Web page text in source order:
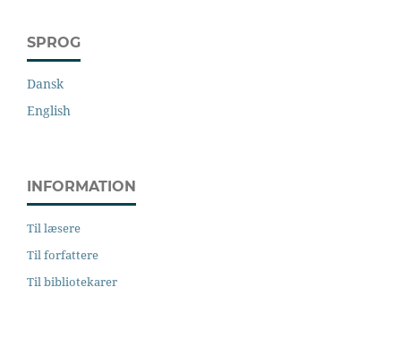
SPROG
Dansk
English
INFORMATION
Til læsere
Til forfattere
Til bibliotekarer